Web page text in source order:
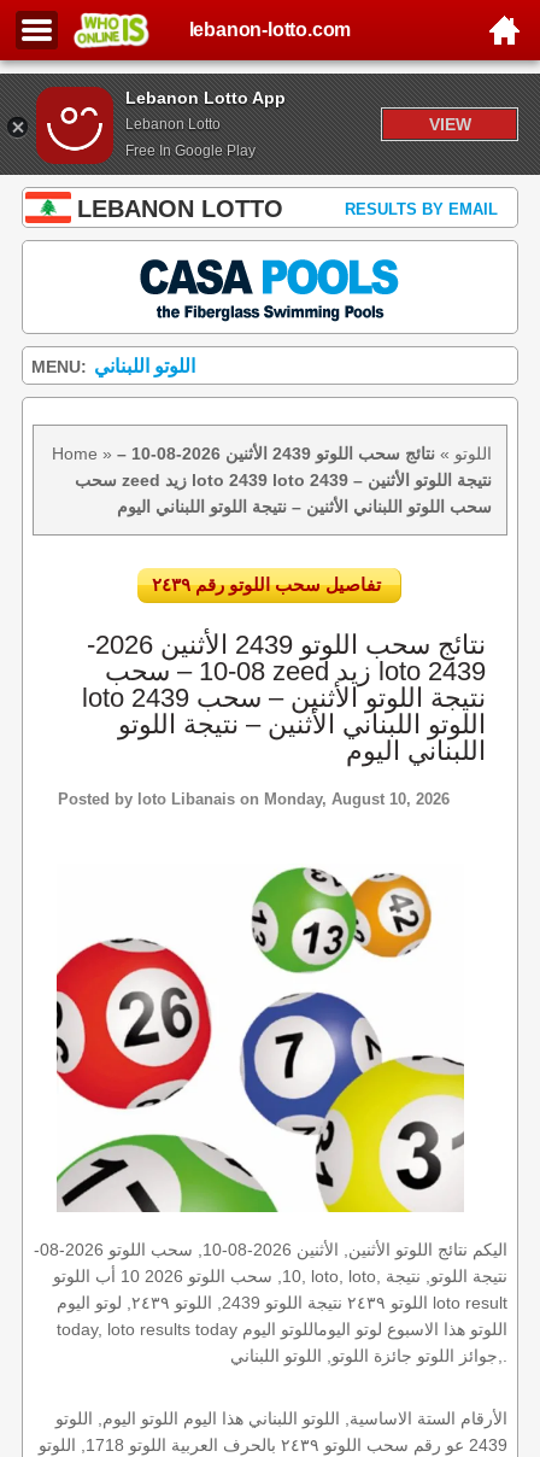
Lebanon Lotto App
Lebanon Lotto
Free In Google Play
VIEW
lebanon-lotto.com
LEBANON LOTTO RESULTS BY EMAIL
MENU: اللوتو اللبناني
Home » اللوتو »
نتائج سحب اللوتو 2439 الأثنين 2026-08-10 –
سحب zeed زيد loto 2439 loto 2439 نتيجة اللوتو الأثنين –
سحب اللوتو اللبناني الأثنين – نتيجة اللوتو اللبناني اليوم
تفاصيل سحب اللوتو رقم ٢٤٣٩
نتائج سحب اللوتو 2439 الأثنين 2026-
08-10 – سحب zeed زيد loto 2439
loto 2439 نتيجة اللوتو الأثنين – سحب
اللوتو اللبناني الأثنين – نتيجة اللوتو
اللبناني اليوم
Posted by loto Libanaison Monday, August 10, 2026
اليكم نتائج اللوتو الأثنين, الأثنين 2026-08-10, سحب اللوتو 2026-08-
10, سحب اللوتو 2026 10 أب اللوتو, loto, loto, نتيجة اللوتو, نتيجة
اللوتو ٢٤٣٩ نتيجة اللوتو 2439, اللوتو ٢٤٣٩, لوتو اليوم loto result
today, loto results today اللوتو هذا الاسبوع لوتو اليوماللوتو اليوم
الأرقام الستة الاساسية, اللوتو اللبناني هذا اليوم اللوتو اليوم, اللوتو
2439 عو رقم سحب اللوتو ٢٤٣٩ بالحرف العربية اللوتو 1718, اللوتو